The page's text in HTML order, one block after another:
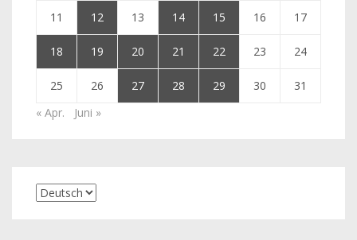
11 12 13 14 15 16 17
18 19 20 21 22 23 24
25 26 27 28 29 30
31
« Apr.
Juni »